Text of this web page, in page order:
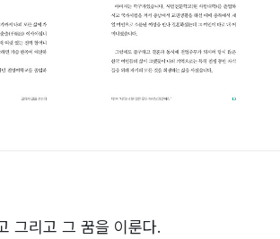
그리고 그 꿈을 이룬다.